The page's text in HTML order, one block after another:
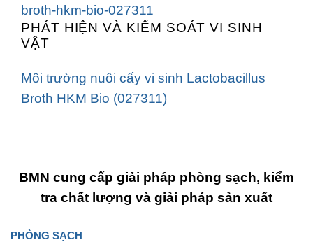
PHÁT HIỆN VÀ KIỂM SOÁT VI SINH
VẬT
Môi trường nuôi cấy vi sinh Lactobacillus
Broth HKM Bio (027311)
BMN cung cấp giải pháp phòng sạch, kiểm
tra chất lượng và giải pháp sản xuất
PHÒNG SẠCH